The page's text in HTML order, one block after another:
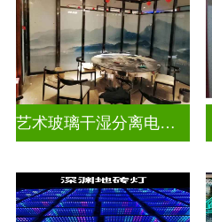
艺术玻璃干湿分离电视玻璃背景墙